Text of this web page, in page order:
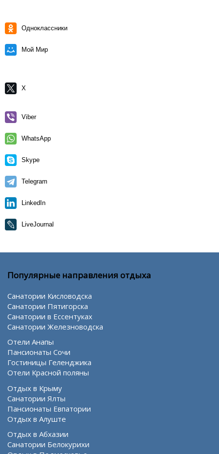
Одноклассники
Мой Мир
X
Viber
WhatsApp
Skype
Telegram
LinkedIn
LiveJournal
Популярные направления отдыха
Санатории Кисловодска
Санатории Пятигорска
Санатории в Ессентуках
Санатории Железноводска
Отели Анапы
Пансионаты Сочи
Гостиницы Геленджика
Отели Красной поляны
Отдых в Крыму
Санатории Ялты
Пансионаты Евпатории
Отдых в Алуште
Отдых в Абхазии
Санатории Белокурихи